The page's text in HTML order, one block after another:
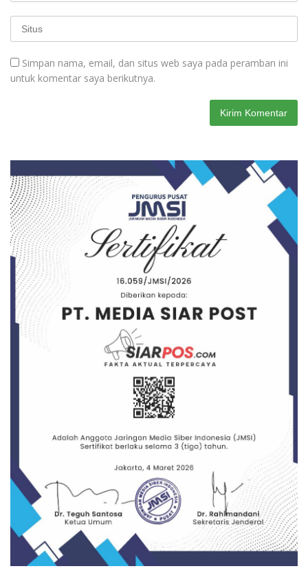
Simpan nama, email, dan situs web saya pada peramban ini
untuk komentar saya berikutnya.